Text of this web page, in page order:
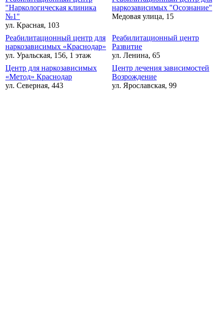
"Наркологическая клиника
№1"
ул. Красная, 103
наркозависимых "Осознание"
Медовая улица, 15
Реабилитационный центр для
наркозависимых «Краснодар»
ул. Уральская, 156, 1 этаж
Реабилитационный центр
Развитие
ул. Ленина, 65
Центр для наркозависимых
«Метод» Краснодар
ул. Северная, 443
Центр лечения зависимостей
Возрождение
ул. Ярославская, 99